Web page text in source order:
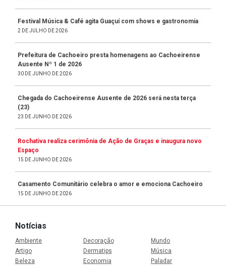
Festival Música & Café agita Guaçuí com shows e gastronomia
2 DE JULHO DE 2026
Prefeitura de Cachoeiro presta homenagens ao Cachoeirense
Ausente Nº 1 de 2026
30 DE JUNHO DE 2026
Chegada do Cachoeirense Ausente de 2026 será nesta terça
(23)
23 DE JUNHO DE 2026
Rochativa realiza cerimônia de Ação de Graças e inaugura novo
Espaço
15 DE JUNHO DE 2026
Casamento Comunitário celebra o amor e emociona Cachoeiro
15 DE JUNHO DE 2026
Notícias
Ambiente
Artigo
Beleza
Decoração
Dermatips
Economia
Mundo
Música
Paladar